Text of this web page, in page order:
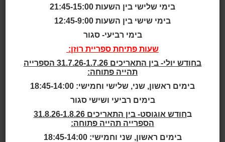
נא למלא את כל הפרטים בצורה מדויקת לצורך טיפול
בבקשה. לאחר שליחת הטופס תתקבל הבקשה
במערכת ותועבר להמשך טיפול.
פרטי בעל המנוי
שם פרטי ומשפחה
בימי שלישי בין השעות 21:45-15:00
בימי שישי בין השעות 12:45-9:00
בימי רביעי- סגור
שעות פתיחת ספריית רוזן:
בחודש יולי- בין התאריכים 31.7.26-1.7.26 הספרייה
תהייה פתוחה:
בימים ראשון, שני, שלישי וחמישי: 18:45-14:00
בימים רביעי ושישי סגור
ב
חודש אוגוסט- בין התאריכים 31.8.26-1.8.26
הספרייה תהייה פתוחה:
בימים ראשון, שני וחמישי: 18:45-14:00